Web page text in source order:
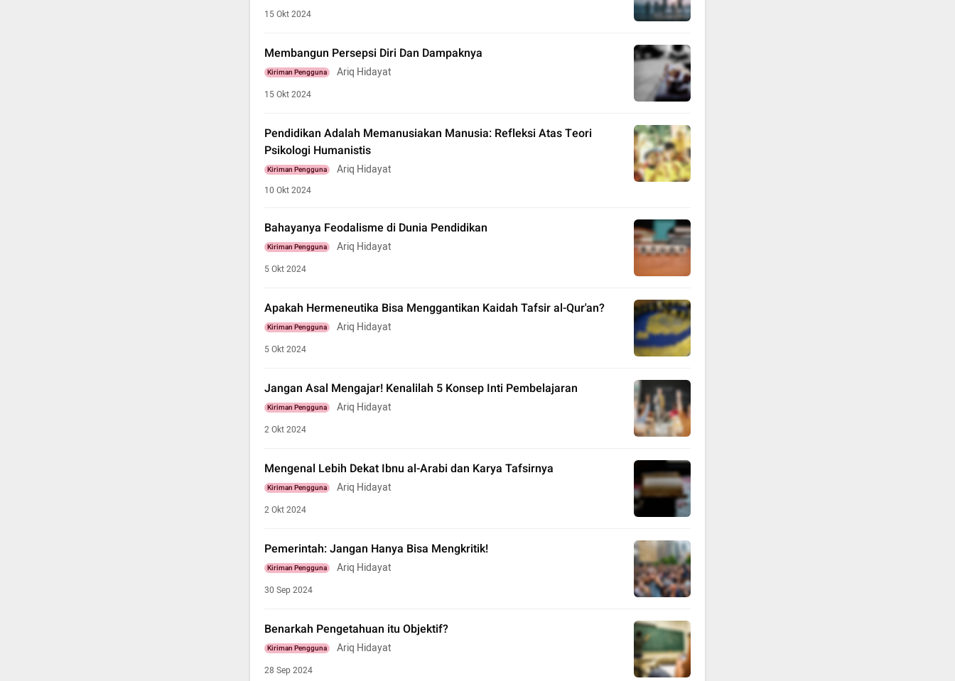
15 Okt 2024
Membangun Persepsi Diri Dan Dampaknya
Kiriman Pengguna Ariq Hidayat
15 Okt 2024
Pendidikan Adalah Memanusiakan Manusia: Refleksi Atas Teori
Psikologi Humanistis
Kiriman Pengguna Ariq Hidayat
10 Okt 2024
Bahayanya Feodalisme di Dunia Pendidikan
Kiriman Pengguna Ariq Hidayat
5 Okt 2024
Apakah Hermeneutika Bisa Menggantikan Kaidah Tafsir al-Qur'an?
Kiriman Pengguna Ariq Hidayat
5 Okt 2024
Jangan Asal Mengajar! Kenalilah 5 Konsep Inti Pembelajaran
Kiriman Pengguna Ariq Hidayat
2 Okt 2024
Mengenal Lebih Dekat Ibnu al-Arabi dan Karya Tafsirnya
Kiriman Pengguna Ariq Hidayat
2 Okt 2024
Pemerintah: Jangan Hanya Bisa Mengkritik!
Kiriman Pengguna Ariq Hidayat
30 Sep 2024
Benarkah Pengetahuan itu Objektif?
Kiriman Pengguna Ariq Hidayat
28 Sep 2024